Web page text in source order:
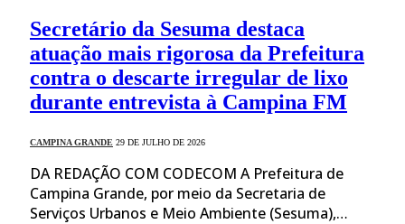
Secretário da Sesuma destaca
atuação mais rigorosa da Prefeitura
contra o descarte irregular de lixo
durante entrevista à Campina FM
CAMPINA GRANDE 29 DE JULHO DE 2026
DA REDAÇÃO COM CODECOM A Prefeitura de
Campina Grande, por meio da Secretaria de
Serviços Urbanos e Meio Ambiente (Sesuma),…